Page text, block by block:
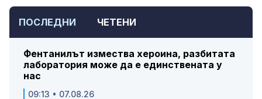
ПОСЛЕДНИ ЧЕТЕНИ
Фентанилът измества хероина, разбитата
лаборатория може да е единствената у
нас
09:13 • 07.08.26